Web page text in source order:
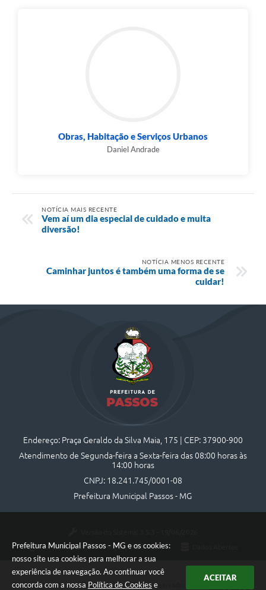
Prefeitura Municipal Passos - MG e os cookies:
nosso site usa cookies para melhorar a sua
experiência de navegação. Ao continuar você
concorda com a nossa Política de Cookies e
ACEITAR
Obras, Habitação e Serviços Urbanos
Daniel Andrade
NOTÍCIA MAIS RECENTE
Vem aí um dia especial de cuidado e muita
diversão!
NOTÍCIA MENOS RECENTE
Caminhar juntos é também uma forma de se
cuidar!
Endereço: Praça Geraldo da Silva Maia, 175 | CEP: 37900-900
Atendimento de Segunda-feira a Sexta-feira das 08:00 horas às
14:00 horas
CNPJ: 18.241.745/0001-08
Prefeitura Municipal Passos - MG
Portal atualizado em: 05/08/2026 16:44
Copyright Instar - 2006-2026. Todos os direitos reservados -